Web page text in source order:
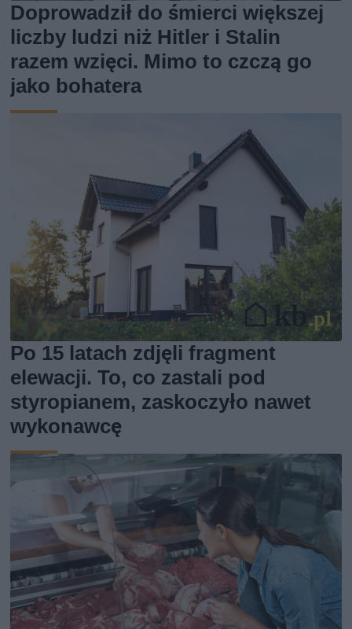
Doprowadził do śmierci większej
liczby ludzi niż Hitler i Stalin
razem wzięci. Mimo to czczą go
jako bohatera
Po 15 latach zdjęli fragment
elewacji. To, co zastali pod
styropianem, zaskoczyło nawet
wykonawcę